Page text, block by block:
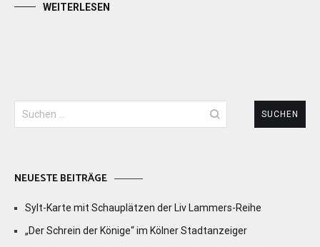
WEITERLESEN
Suchen
nach:
NEUESTE BEITRÄGE
Sylt-Karte mit Schauplätzen der Liv Lammers-Reihe
„Der Schrein der Könige“ im Kölner Stadtanzeiger